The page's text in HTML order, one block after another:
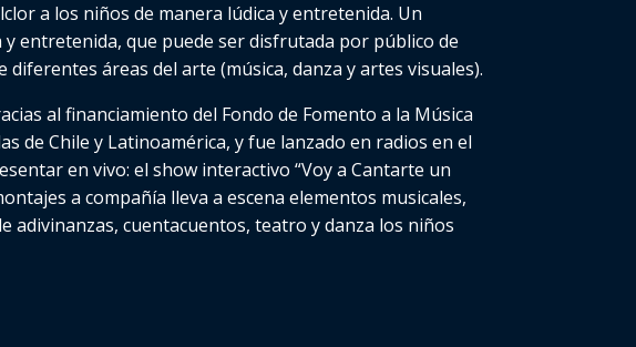
a los niños de manera lúdica y entretenida. Un
entretenida, que puede ser disfrutada por público de
áreas del arte (música, danza y artes visuales).
al financiamiento del Fondo de Fomento a la Música
de Chile y Latinoamérica, y fue lanzado en radios en el
en vivo: el show interactivo “Voy a Cantarte un
a compañía lleva a escena elementos musicales,
adivinanzas, cuentacuentos, teatro y danza los niños